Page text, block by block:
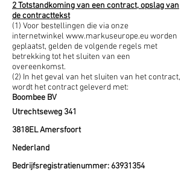
2 Totstandkoming van een contract, opslag van
de contracttekst
(1) Voor bestellingen die via onze
internetwinkel www.markuseurope.euworden
geplaatst, gelden de volgende regels met
betrekking tot het sluiten van een
overeenkomst.
(2) In het geval van het sluiten van het contract,
wordt het contract geleverd met:
Boombee BV
Utrechtseweg 341
3818EL Amersfoort
Nederland
Bedrijfsregistratienummer: 63931354